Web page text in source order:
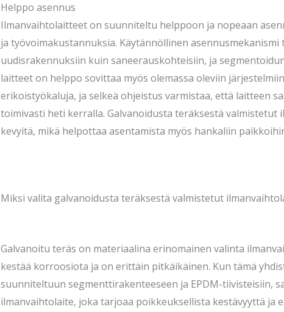
Helppo asennus
Ilmanvaihtolaitteet on suunniteltu helppoon ja nopeaan
ja työvoimakustannuksia. Käytännöllinen
uudisrakennuksiin kuin saneerauskohteisiin, ja
laitteet on helppo sovittaa myös olemassa oleviin
erikoistyökaluja, ja selkeä ohjeistus varmistaa, että laitteen
toimivasti heti kerralla. Galvanoidusta teräksestä valmistetut
kevyitä, mikä helpottaa asentamista myös hankaliin
Miksi valita galvanoidusta teräksestä valmistetut
Galvanoitu teräs on materiaalina erinomainen valinta
kestää korroosiota ja on erittäin pitkäikäinen. Kun tämä
suunniteltuun segmenttirakenteeseen ja EPDM-tiivisteisiin,
ilmanvaihtolaite, joka tarjoaa poikkeuksellista kestävyyttä ja